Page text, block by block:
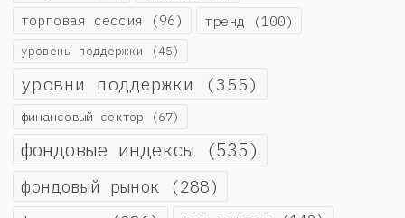
торговая сессия (96) тренд (100)
уровень поддержки (45)
уровни поддержки (355)
финансовый сектор (67)
фондовые индексы (535)
фондовый рынок (288)